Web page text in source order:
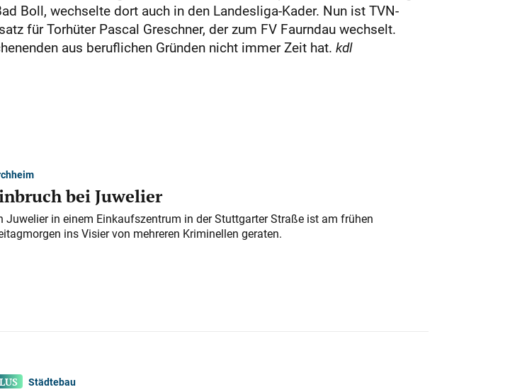
Boll, wechselte dort auch in den Landesliga-Kader. Nun ist TVN-
für Torhüter Pascal Greschner, der zum FV Faurndau wechselt.
enden aus beruflichen Gründen nicht immer Zeit hat. kdl
bei Juwelier
Juwelier in einem Einkaufszentrum in der Stuttgarter Straße ist am frühen
ins Visier von mehreren Kriminellen geraten.
Städtebau